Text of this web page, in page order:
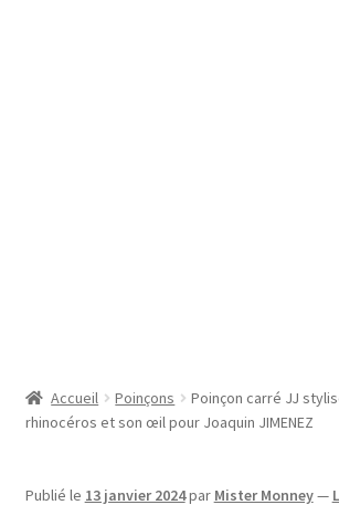
Accueil Poinçons
Poinçon carré JJ
rhinocéros et son œil pour Joaquin JIMENEZ
Publié le 13 janvier 2024par Mister Monney—